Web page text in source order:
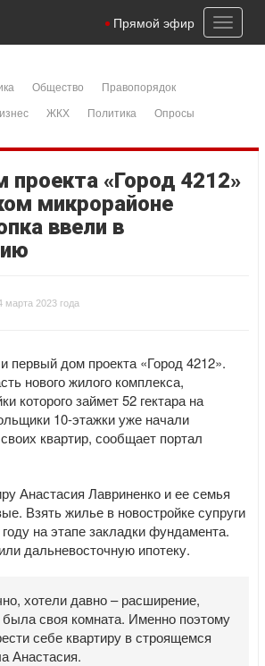
Toggle
Прямой эфир
Общество
Правопорядок
ЖКХ Политика
Опросы
«Город 4212»
микрорайоне
ввели в
марта 2023 года
первый дом проекта «Город 4212».
нового жилого комплекса,
которого займет 52 гектара на
10-этажки уже начали
квартир, сообщает портал
Анастасия Лавриненко и ее семья
Взять жилье в новостройке супруги
на этапе закладки фундамента.
дальневосточную ипотеку.
хотели давно – расширение,
своя комната. Именно поэтому
себе квартиру в строящемся
Анастасия.